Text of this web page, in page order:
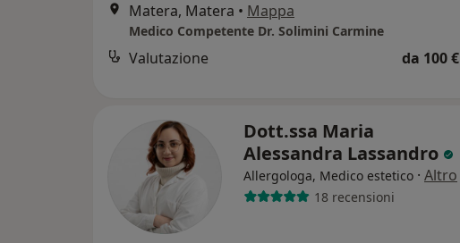
Matera, Matera • Mappa
Medico Competente Dr. Solimini Carmine
Valutazione da 100 €
Dott.ssa Maria
Alessandra Lassandro
Allergologa, Medico estetico · Altro
18 recensioni